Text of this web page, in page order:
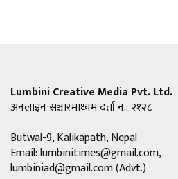
Lumbini Creative Media Pvt. Ltd.
अनलाइन सञ्चारमाध्यम दर्ता नं.: २१२८
Butwal-9, Kalikapath, Nepal
Email:lumbinitimes@gmail.com,
lumbiniad@gmail.com(Advt.)